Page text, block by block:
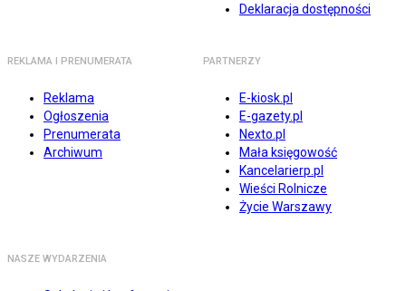
Deklaracja dostępności
REKLAMA I PRENUMERATA
Reklama
Ogłoszenia
Prenumerata
Archiwum
PARTNERZY
E-kiosk.pl
E-gazety.pl
Nexto.pl
Mała księgowość
Kancelarierp.pl
Wieści Rolnicze
Życie Warszawy
NASZE WYDARZENIA